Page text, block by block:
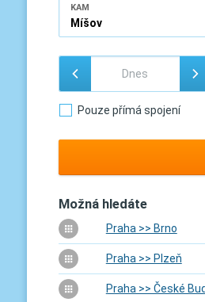
KAM
Pouze přímá spojení
Možná hledáte
Praha >> Brno
Praha >> Plzeň
Praha >> České